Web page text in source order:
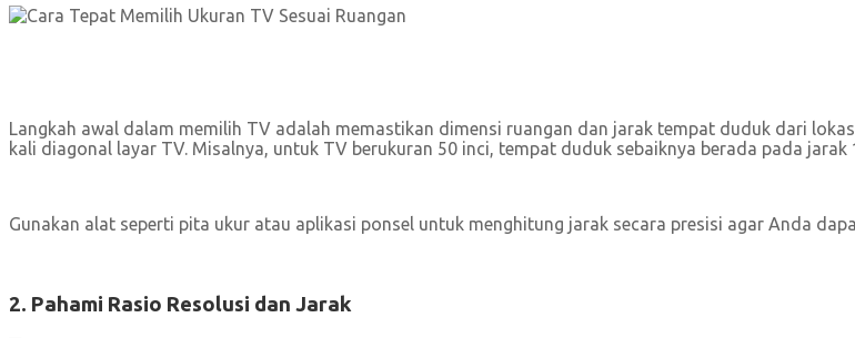
Langkah awal dalam memilih TV adalah memastikan dimensi ruangan dan jarak tempat duduk dari
kali diagonal layar TV. Misalnya, untuk TV berukuran 50 inci, tempat duduk sebaiknya berada pada jarak
Gunakan alat seperti pita ukur atau aplikasi ponsel untuk menghitung jarak secara presisi agar Anda
2. Pahami Rasio Resolusi dan Jarak